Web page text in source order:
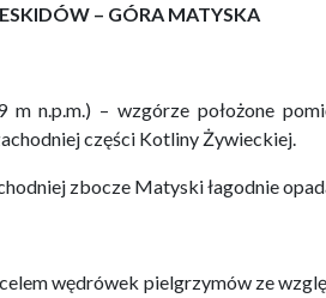
– GÓRA MATYSKA
m n.p.m.) – wzgórze położone
części Kotliny Żywieckiej.
zbocze Matyski łagodnie
wędrówek pielgrzymów ze